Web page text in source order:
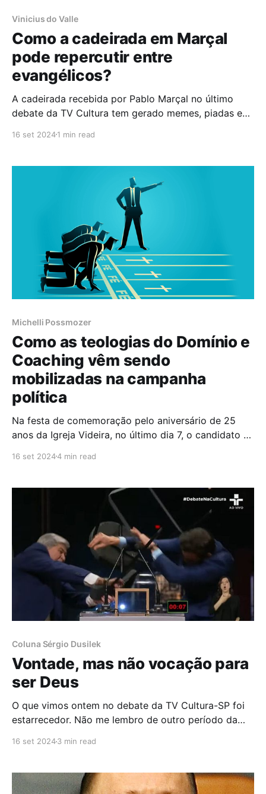
Vinicius do Valle
Como a cadeirada em Marçal
pode repercutir entre
evangélicos?
A cadeirada recebida por Pablo Marçal no último
debate da TV Cultura tem gerado memes, piadas e
são em sua maioria irônicos e críticos em relação à
como a prudência é sempre bem-
16 set 20241 min read
Michelli Possmozer
Como as teologias do Domínio e
Coaching vêm sendo
mobilizadas na campanha
política
Na festa de comemoração pelo aniversário de 25
anos da Igreja Videira, no último dia 7, o candidato à
momento especial no palco do estádio Serra
os fiéis, que o receberam com gritos e
16 set 20244 min read
Coluna Sérgio Dusilek
Vontade, mas não vocação para
ser Deus
O que vimos ontem no debate da TV Cultura-SP foi
estarrecedor. Não me lembro de outro período da
Era engraçado, mas ao mesmo tempo instrutivo, ver
como
16 set 20243 min read